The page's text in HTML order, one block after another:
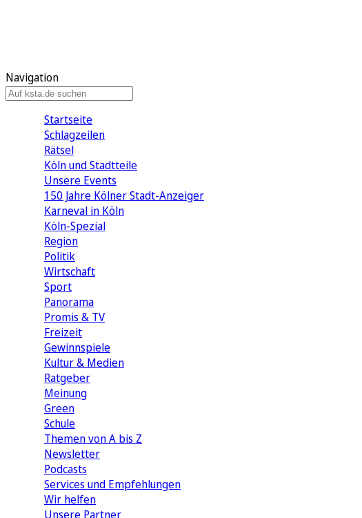
Navigation
Startseite
Schlagzeilen
Rätsel
Köln und Stadtteile
Unsere Events
150 Jahre Kölner Stadt-Anzeiger
Karneval in Köln
Köln-Spezial
Region
Politik
Wirtschaft
Sport
Panorama
Promis & TV
Freizeit
Gewinnspiele
Kultur & Medien
Ratgeber
Meinung
Green
Schule
Themen von A bis Z
Newsletter
Podcasts
Services und Empfehlungen
Wir helfen
Unsere Partner